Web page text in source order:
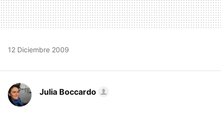
12 Diciembre 2009
Julia Boccardo